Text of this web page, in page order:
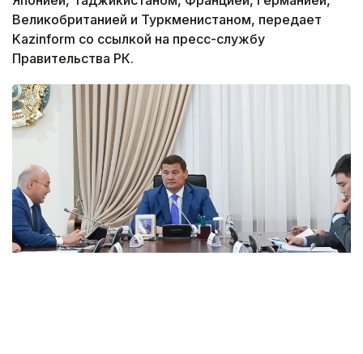
Великобританией и Туркменистаном, передает
Kazinform со ссылкой на пресс-службу
Правительства РК.